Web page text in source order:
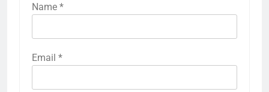
Name *
Email *